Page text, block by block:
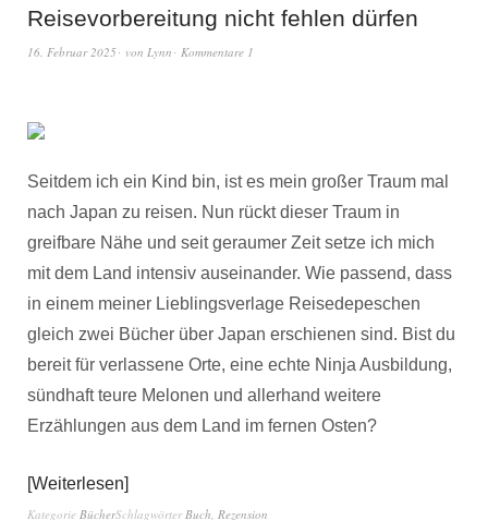
Reisevorbereitung nicht fehlen dürfen
16. Februar 2025 von Lynn Kommentare 1
Seitdem ich ein Kind bin, ist es mein großer Traum mal
nach Japan zu reisen. Nun rückt dieser Traum in
greifbare Nähe und seit geraumer Zeit setze ich mich
mit dem Land intensiv auseinander. Wie passend, dass
in einem meiner Lieblingsverlage Reisedepeschen
gleich zwei Bücher über Japan erschienen sind. Bist du
bereit für verlassene Orte, eine echte Ninja Ausbildung,
sündhaft teure Melonen und allerhand weitere
Erzählungen aus dem Land im fernen Osten?
Weiterlesen
Kategorie BücherSchlagwörterBuch, Rezension